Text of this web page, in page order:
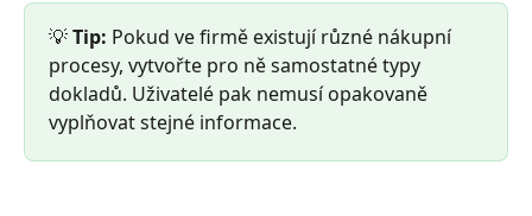
💡 Tip: Pokud ve firmě existují různé nákupní
procesy, vytvořte pro ně samostatné typy
dokladů. Uživatelé pak nemusí opakovaně
vyplňovat stejné informace.